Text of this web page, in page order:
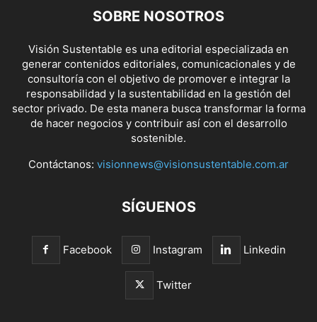
SOBRE NOSOTROS
Visión Sustentable es una editorial especializada en
generar contenidos editoriales, comunicacionales y de
consultoría con el objetivo de promover e integrar la
responsabilidad y la sustentabilidad en la gestión del
sector privado. De esta manera busca transformar la forma
de hacer negocios y contribuir así con el desarrollo
sostenible.
Contáctanos: visionnews@visionsustentable.com.ar
SÍGUENOS
Facebook Instagram Linkedin
Twitter